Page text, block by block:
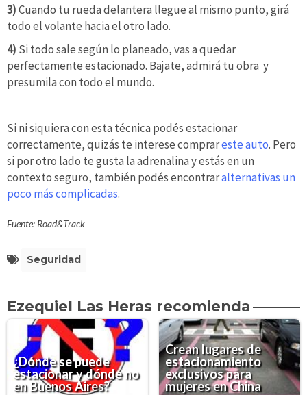
3)Cuando tu rueda delantera llegue al mismo punto, girá
todo el volante hacia el otro lado.
4) Si todo sale según lo planeado, vas a quedar
perfectamente estacionado. Bajate, admirá tu obra y
presumila con todo el mundo.
Si ni siquiera con esta técnica podés estacionar
correctamente, quizás te interese comprareste auto. Pero
si por otro lado te gusta la adrenalina y estás en un
contexto seguro, también podés encontraralternativas un
poco más complicadas.
Fuente: Road&Track
Seguridad
Ezequiel Las Heras recomienda
¿Dónde se puede
estacionar y dónde no
en Buenos Aires?
Crean lugares de
estacionamiento
exclusivos para
mujeres en China